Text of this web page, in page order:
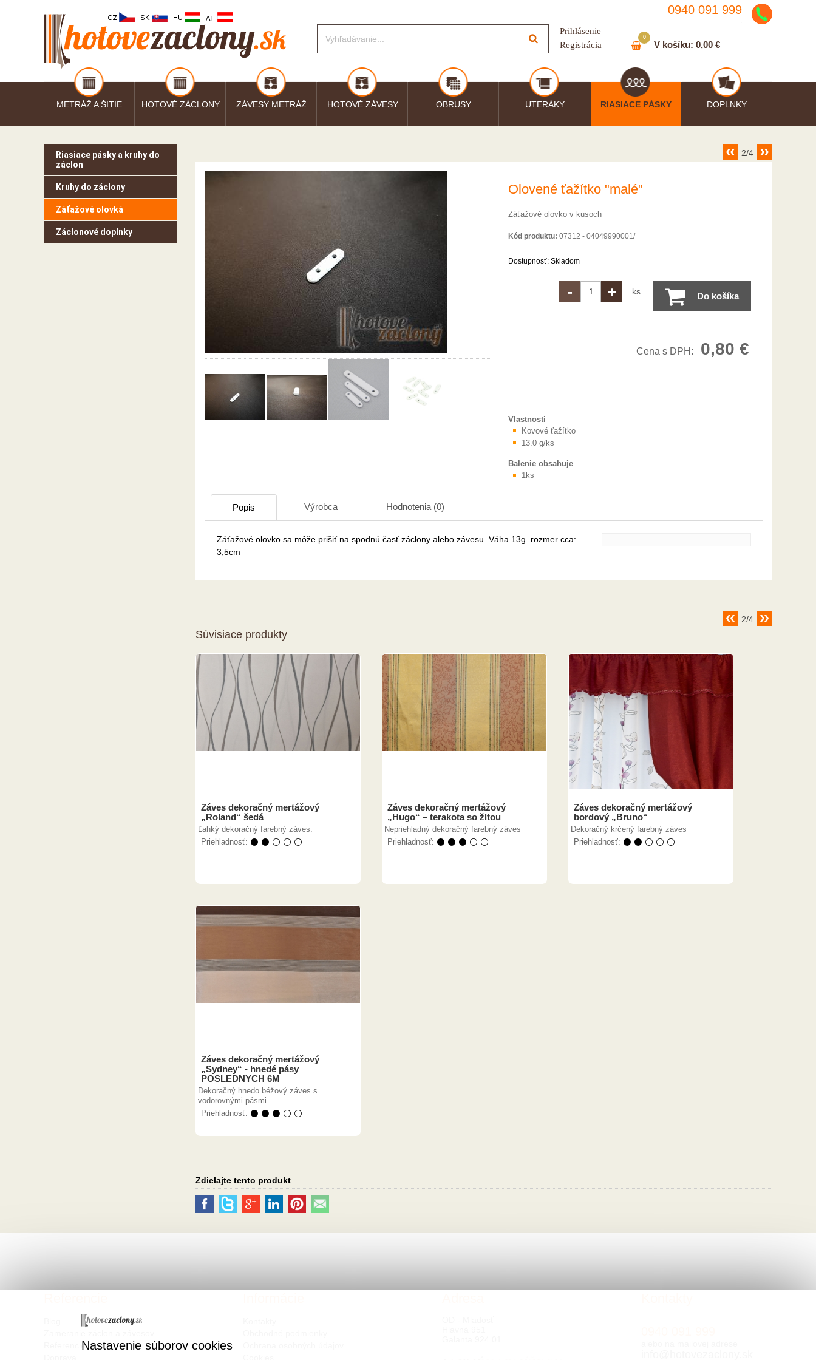
0940 091 999
Prihlásenie
Registrácia
V košíku: 0,00 €
0
METRÁŽ A ŠITIE HOTOVÉ ZÁCLONY ZÁVESY METRÁŽ HOTOVÉ ZÁVESY OBRUSY UTERÁKY RIASIACE PÁSKY DOPLNKY
Riasiace pásky a kruhy do
záclon
Kruhy do záclony
Záťažové olovká
Záclonové doplnky
2/4
Olovené ťažítko "malé"
Záťažové olovko v kusoch
Kód produktu: 07312 - 04049990001/
Dostupnosť: Skladom
- + ks Do košíka
Cena s DPH: 0,80 €
Vlastnosti
Kovové ťažítko
13.0 g/ks
Balenie obsahuje
1ks
Popis Výrobca Hodnotenia (0)
Záťažové olovko sa môže prišiť na spodnú časť záclony alebo závesu. Váha 13g rozmer cca:
3,5cm
2/4
Súvisiace produkty
Záves dekoračný mertážový
„Roland“ šedá
Ľahký dekoračný farebný záves.
Priehladnosť: ⚫ ⚫ ⚪ ⚪ ⚪
Záves dekoračný mertážový
„Hugo“ – terakota so žltou
Nepriehladný dekoračný farebný záves
Priehladnosť: ⚫ ⚫ ⚫ ⚪ ⚪
Záves dekoračný mertážový
bordový „Bruno“
Dekoračný krčený farebný záves
Priehladnosť: ⚫ ⚫ ⚪ ⚪ ⚪
Záves dekoračný mertážový
„Sydney“ - hnedé pásy
POSLEDNYCH 6M
Dekoračný hnedo béžový záves s
vodorovnými pásmi
Priehladnosť: ⚫ ⚫ ⚫ ⚪ ⚪
Zdielajte tento produkt
ReferencieNastavenie súborov cookies